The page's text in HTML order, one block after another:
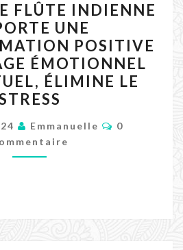
DE
FLÛTE
INDIENNE
APPORTE
UNE
TRANSFORMATION
POSITIVE
|
SPIRITUEL,
FLÛTE INDIENNE
UNE
POSITIVE
ÉMOTIONNEL
ÉLIMINE LE
Emmanuelle
0